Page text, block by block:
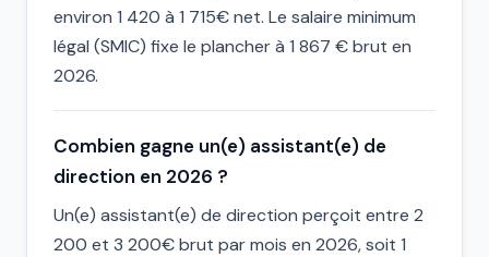
environ 1 420 à 1 715€ net. Le salaire minimum
légal (SMIC) fixe le plancher à 1 867 € brut en
2026.
Combien gagne un(e) assistant(e) de
direction en 2026 ?
Un(e) assistant(e) de direction perçoit entre 2
200 et 3 200€ brut par mois en 2026, soit 1